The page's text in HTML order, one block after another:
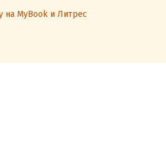
на MyBook и Литрес